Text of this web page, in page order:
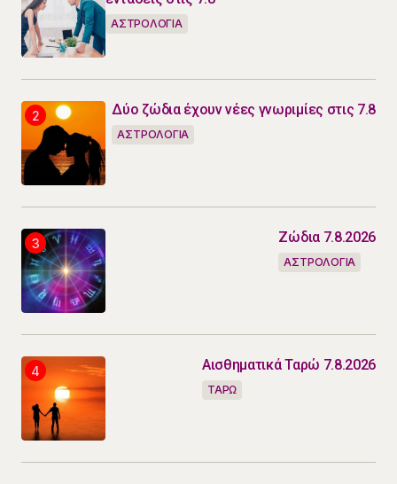
ΑΣΤΡΟΛΟΓΙΑ
Δύο ζώδια έχουν νέες γνωριμίες στις 7.8
ΑΣΤΡΟΛΟΓΙΑ
Ζώδια 7.8.2026
ΑΣΤΡΟΛΟΓΙΑ
Αισθηματικά Ταρώ 7.8.2026
ΤΑΡΩ